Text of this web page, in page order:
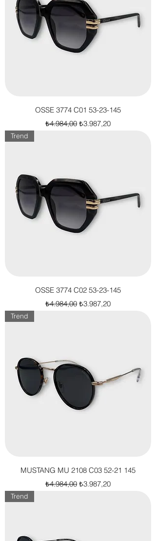
OSSE 3774 C01 53-23-145
Normal Fiyat
₺4.984,00 İndirimli Fiyat
₺3.987,20
Trend
OSSE 3774 C02 53-23-145
Normal Fiyat
₺4.984,00 İndirimli Fiyat
₺3.987,20
Trend
MUSTANG MU 2108 C03 52-21 145
Normal Fiyat
₺4.984,00 İndirimli Fiyat
₺3.987,20
Trend